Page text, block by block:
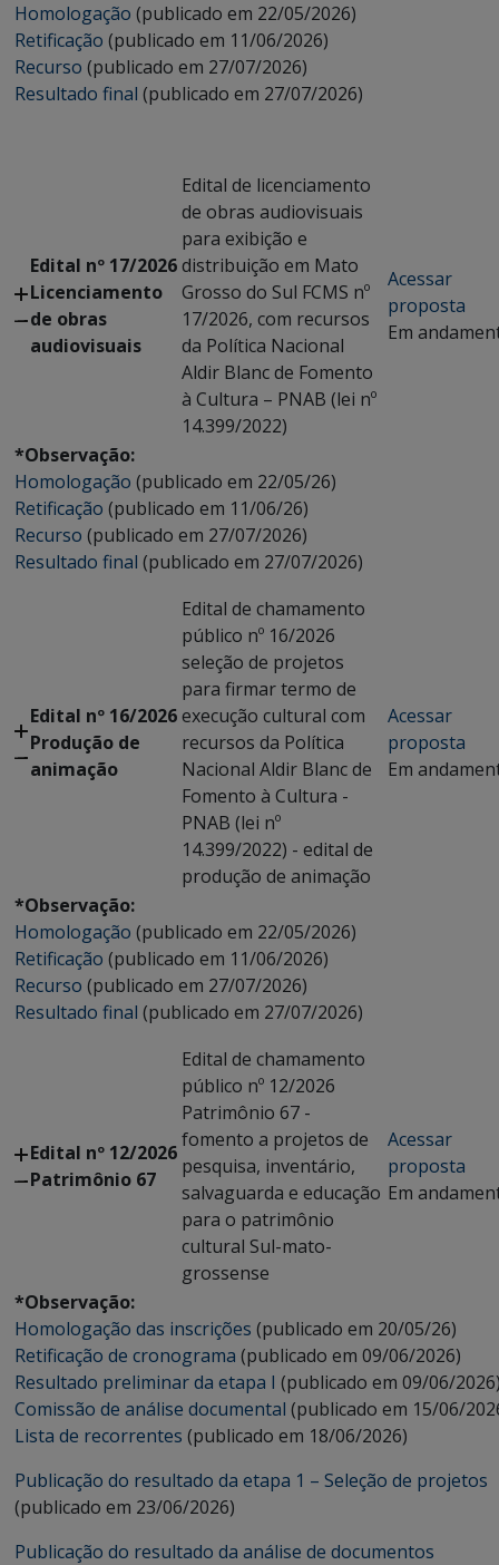
Homologação (publicado em 22/05/2026)
Retificação (publicado em 11/06/2026)
Recurso (publicado em 27/07/2026)
Resultado final (publicado em 27/07/2026)
Edital nº 17/2026
Licenciamento
de obras
audiovisuais
Edital de licenciamento
de obras audiovisuais
para exibição e
distribuição em Mato
Grosso do Sul FCMS nº
17/2026, com recursos
da Política Nacional
Aldir Blanc de Fomento
à Cultura – PNAB (lei nº
14.399/2022)
Acessar
proposta
Em
*Observação:
Homologação (publicado em 22/05/26)
Retificação (publicado em 11/06/26)
Recurso (publicado em 27/07/2026)
Resultado final (publicado em 27/07/2026)
Edital nº 16/2026
Produção de
animação
Edital de chamamento
público nº 16/2026
seleção de projetos
para firmar termo de
execução cultural com
recursos da Política
Nacional Aldir Blanc de
Fomento à Cultura -
PNAB (lei nº
14.399/2022) - edital de
produção de animação
Acessar
proposta
Em
*Observação:
Homologação (publicado em 22/05/2026)
Retificação (publicado em 11/06/2026)
Recurso (publicado em 27/07/2026)
Resultado final (publicado em 27/07/2026)
Edital nº 12/2026
Patrimônio 67
Edital de chamamento
público nº 12/2026
Patrimônio 67 -
fomento a projetos de
pesquisa, inventário,
salvaguarda e educação
para o patrimônio
cultural Sul-mato-
grossense
Acessar
proposta
Em
*Observação:
Homologação das inscrições (publicado em 20/05/26)
Retificação de cronograma (publicado em 09/06/2026)
Resultado preliminar da etapa I (publicado em 09/06/
Comissão de análise documental (publicado em 15/06/
Lista de recorrentes (publicado em 18/06/2026)
Publicação do resultado da etapa 1 – Seleção de projetos
(publicado em 23/06/2026)
Publicação do resultado da análise de documentos